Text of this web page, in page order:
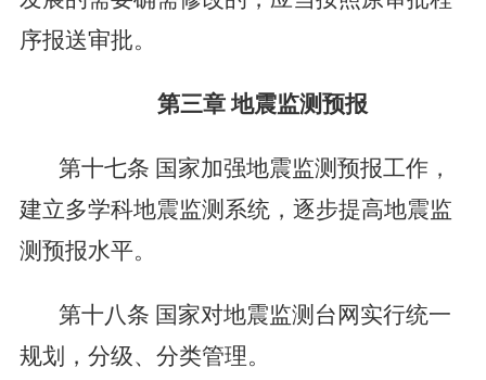
序报送审批。
第三章 地震监测预报
第十七条 国家加强地震监测预报工作，
建立多学科地震监测系统，逐步提高地震监
测预报水平。
第十八条 国家对地震监测台网实行统一
规划，分级、分类管理。